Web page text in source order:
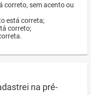
correto, sem acento ou
está correta;
correto;
na pré-